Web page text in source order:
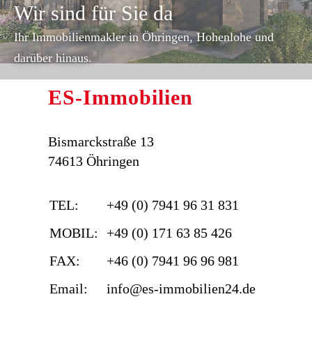
Wir sind für Sie da
Ihr Immobilienmakler in Öhringen, Hohenlohe und
darüber hinaus.
ES-Immobilien
Bismarckstraße 13
74613 Öhringen
TEL:
+49 (0) 7941 96 31 831
MOBIL:
+49 (0) 171 63 85 426
FAX:
+46 (0) 7941 96 96 981
Email:
info@es-immobilien24.de